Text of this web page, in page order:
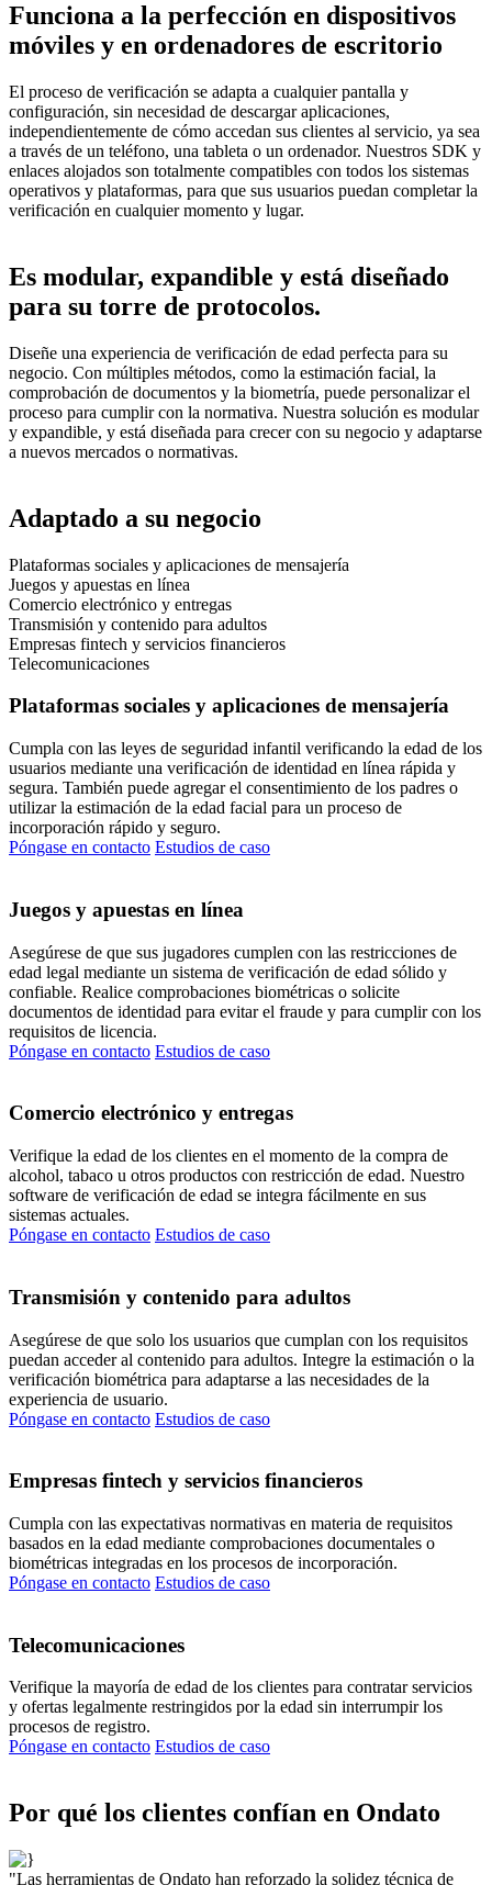
Funciona a la perfección en dispositivos
móviles y en ordenadores de escritorio
El proceso de verificación se adapta a cualquier pantalla y
configuración, sin necesidad de descargar aplicaciones,
independientemente de cómo accedan sus clientes al servicio, ya sea
a través de un teléfono, una tableta o un ordenador. Nuestros SDK y
enlaces alojados son totalmente compatibles con todos los sistemas
operativos y plataformas, para que sus usuarios puedan completar la
verificación en cualquier momento y lugar.
Es modular, expandible y está diseñado
para su torre de protocolos.
Diseñe una experiencia de verificación de edad perfecta para su
negocio. Con múltiples métodos, como la estimación facial, la
comprobación de documentos y la biometría, puede personalizar el
proceso para cumplir con la normativa. Nuestra solución es modular
y expandible, y está diseñada para crecer con su negocio y adaptarse
a nuevos mercados o normativas.
Adaptado a su negocio
Plataformas sociales y aplicaciones de mensajería
Juegos y apuestas en línea
Comercio electrónico y entregas
Transmisión y contenido para adultos
Empresas fintech y servicios financieros
Telecomunicaciones
Plataformas sociales y aplicaciones de mensajería
Cumpla con las leyes de seguridad infantil verificando la edad de los
usuarios mediante una verificación de identidad en línea rápida y
segura. También puede agregar el consentimiento de los padres o
utilizar la estimación de la edad facial para un proceso de
incorporación rápido y seguro.
Póngase en contacto Estudios de caso
Juegos y apuestas en línea
Asegúrese de que sus jugadores cumplen con las restricciones de
edad legal mediante un sistema de verificación de edad sólido y
confiable. Realice comprobaciones biométricas o solicite
documentos de identidad para evitar el fraude y para cumplir con los
requisitos de licencia.
Póngase en contacto Estudios de caso
Comercio electrónico y entregas
Verifique la edad de los clientes en el momento de la compra de
alcohol, tabaco u otros productos con restricción de edad. Nuestro
software de verificación de edad se integra fácilmente en sus
sistemas actuales.
Póngase en contacto Estudios de caso
Transmisión y contenido para adultos
Asegúrese de que solo los usuarios que cumplan con los requisitos
puedan acceder al contenido para adultos. Integre la estimación o la
verificación biométrica para adaptarse a las necesidades de la
experiencia de usuario.
Póngase en contacto Estudios de caso
Empresas fintech y servicios financieros
Cumpla con las expectativas normativas en materia de requisitos
basados en la edad mediante comprobaciones documentales o
biométricas integradas en los procesos de incorporación.
Póngase en contacto Estudios de caso
Telecomunicaciones
Verifique la mayoría de edad de los clientes para contratar servicios
y ofertas legalmente restringidos por la edad sin interrumpir los
procesos de registro.
Póngase en contacto Estudios de caso
Por qué los clientes confían en Ondato
"Las herramientas de Ondato han reforzado la solidez técnica de